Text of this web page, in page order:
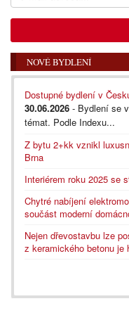
NOVÉ BYDLENÍ
Dostupné bydlení v
30.06.2026 - Bydlení se
témat. Podle Indexu...
Z bytu 2+kk vznikl
Brna
Interiérem roku 2025 se
Chytré nabíjení
součást moderní
Nejen dřevostavbu lze
z keramického betonu je